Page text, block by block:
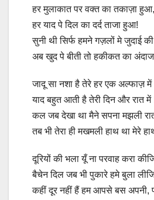
हर मुलाकात पर वक्त का तकाज़ा हुआ,
हर याद पे दिल का दर्द ताजा हुआ!
सुनी थी सिर्फ हमने गज़लों मे जुदाई की
अब खुद पे बीती तो हकीकत का
जादू सा नशा है तेरे हर एक अल्फाज़ में
याद बहुत आती है तेरी दिन और रात में
कल जब देखा था मैने सपना मझली
तब भी तेरा ही मखमली हाथ था मेरे
दूरियों की भला यूँ ना परवाह करा
बैचेन दिल जब भी पुकारे हमे बुला
कहीं दूर नहीं हैं हम आपसे बस